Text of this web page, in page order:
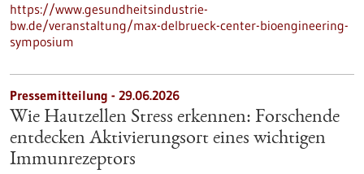
https://www.gesundheitsindustrie-
bw.de/veranstaltung/max-delbrueck-center-bioengineering-
symposium
Pressemitteilung - 29.06.2026
Wie Hautzellen Stress erkennen: Forschende
entdecken Aktivierungsort eines wichtigen
Immunrezeptors